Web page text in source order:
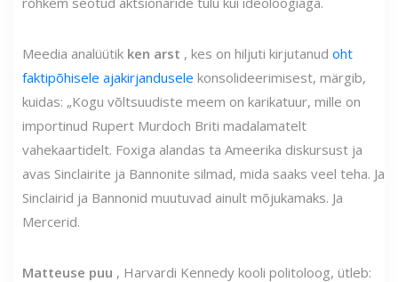
Meedia analüütik ken arst , kes on hiljuti kirjutanud oht
faktipõhisele ajakirjandusele konsolideerimisest, märgib,
kuidas: „Kogu võltsuudiste meem on karikatuur, mille on
importinud Rupert Murdoch Briti madalamatelt
vahekaartidelt. Foxiga alandas ta Ameerika diskursust ja
avas Sinclairite ja Bannonite silmad, mida saaks veel teha. Ja
Sinclairid ja Bannonid muutuvad ainult mõjukamaks. Ja
Mercerid.
Matteuse puu , Harvardi Kennedy kooli politoloog, ütleb: